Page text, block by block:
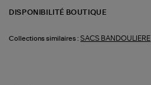
DISPONIBILITÉ BOUTIQUE
Collections similaires : SACS BANDOULIERE